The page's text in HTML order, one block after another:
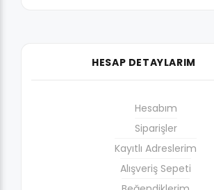
HESAP DETAYLARIM
Hesabım
Siparişler
Kayıtlı Adreslerim
Alışveriş Sepeti